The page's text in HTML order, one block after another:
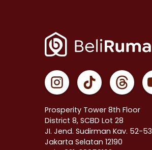
Prosperity Tower 8th Floor
District 8, SCBD Lot 28
JI. Jend. Sudirman Kav. 52-53
Jakarta Selatan 12190